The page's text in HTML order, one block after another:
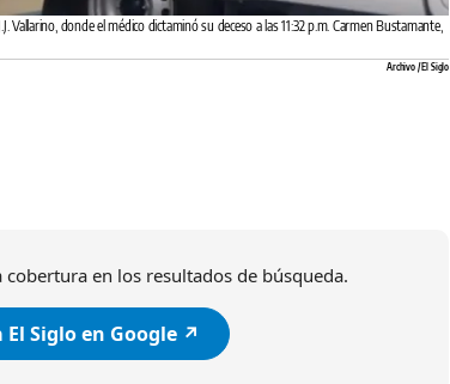
Vallarino, donde el médico dictaminó su deceso a las 11:32 p.m. Carmen Bustamante,
Archivo / El Siglo
cobertura en los resultados de búsqueda.
El Siglo en Google ↗️